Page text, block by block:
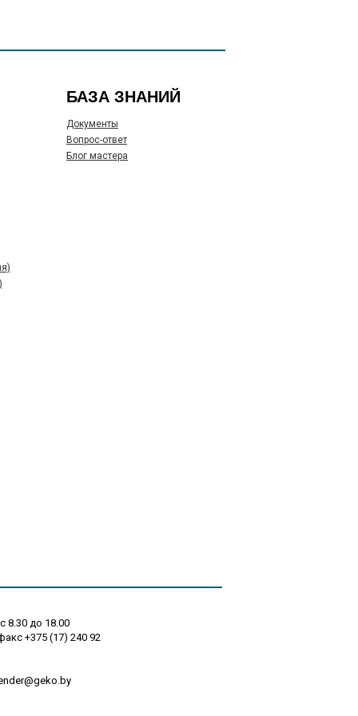
БАЗА ЗНАНИЙ
Документы
Вопрос-ответ
Блог мастера
8.30 до 18.00
+375 (17) 240 92